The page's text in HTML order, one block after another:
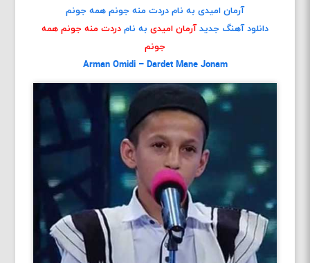
آرمان امیدی به نام دردت منه جونم همه جونم
دانلود آهنگ جدید آرمان امیدی به نام دردت منه جونم همه
جونم
Arman Omidi – Dardet Mane Jonam